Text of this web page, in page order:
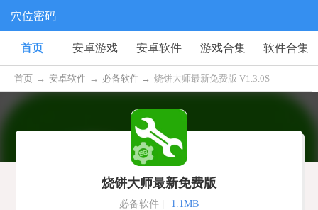
穴位密码
首页 安卓游戏 安卓软件 游戏合集 软件合集
首页 → 安卓软件 → 必备软件 → 烧饼大师最新免费版 V1.3.0S
烧饼大师最新免费版
必备软件 1.1MB